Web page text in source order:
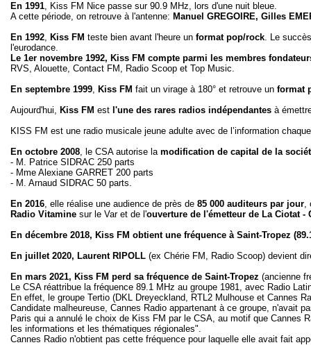
En 1991, Kiss FM Nice passe sur 90.9 MHz, lors d'une nuit bleue.
A cette période, on retrouve à l'antenne: Manuel GREGOIRE, Gilles
En 1992, Kiss FM teste bien avant l'heure un format pop/rock. Le
l'eurodance.
Le 1er novembre 1992, Kiss FM compte parmi les membres
RVS, Alouette, Contact FM, Radio Scoop et Top Music.
En septembre 1999, Kiss FM fait un virage à 180° et retrouve un format
Aujourd'hui, Kiss FM est l'une des rares radios indépendantes à
KISS FM est une radio musicale jeune adulte avec de l’information
En octobre 2008, le CSA autorise la modification de capital de la
- M. Patrice SIDRAC 250 parts
- Mme Alexiane GARRET 200 parts
- M. Arnaud SIDRAC 50 parts.
En 2016, elle réalise une audience de près de 85 000 auditeurs par jour,
Radio Vitamine sur le Var et de l'ouverture de l'émetteur de La Ciotat -
En décembre 2018, Kiss FM obtient une fréquence à Saint-Tropez
En juillet 2020, Laurent RIPOLL (ex Chérie FM, Radio Scoop) devient
En mars 2021, Kiss FM perd sa fréquence de Saint-Tropez (ancienne
Le CSA réattribue la fréquence 89.1 MHz au groupe 1981, avec Radio
En effet, le groupe Tertio (DKL Dreyeckland, RTL2 Mulhouse et Cannes
Candidate malheureuse, Cannes Radio appartenant à ce groupe, n'avait
Paris qui a annulé le choix de Kiss FM par le CSA, au motif que Cannes
les informations et les thématiques régionales".
Cannes Radio n'obtient pas cette fréquence pour laquelle elle avait fait